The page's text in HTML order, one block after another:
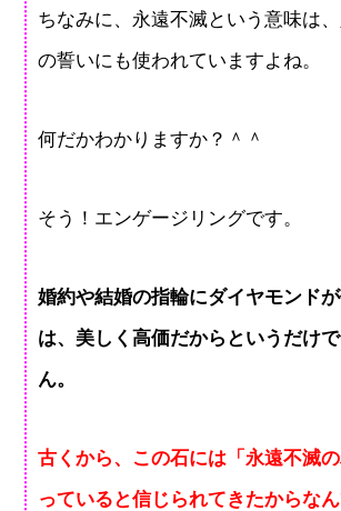
ちなみに、永遠不滅という意味は
の誓いにも使われていますよね。
何だかわかりますか？＾＾
そう！エンゲージリングです。
婚約や結婚の指輪にダイヤモンド
は、美しく高価だからというだけ
ん。
古くから、この石には「永遠不滅
っていると信じられてきたからなん